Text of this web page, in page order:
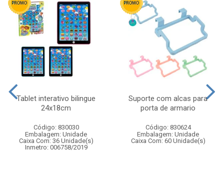
Tablet interativo bilingue
24x18cm
Código: 830030
Embalagem: Unidade
Caixa Com: 36 Unidade(s)
Inmetro: 006758/2019
Suporte com alcas para
porta de armario
Código: 830624
Embalagem: Unidade
Caixa Com: 60 Unidade(s)